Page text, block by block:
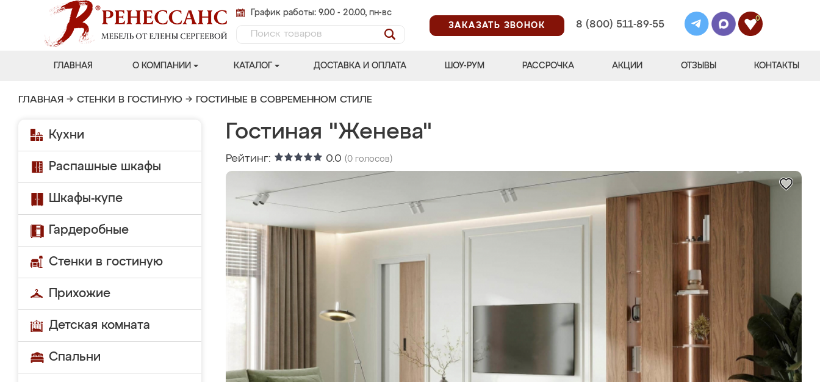
График работы: 9.00 - 20.00, пн-вс
ЗАКАЗАТЬ ЗВОНОК
8 (800) 511-89-55
0
ГЛАВНАЯ О КОМПАНИИ КАТАЛОГ ДОСТАВКА И ОПЛАТА ШОУ-РУМ РАССРОЧКА АКЦИИ ОТЗЫВЫ КОНТАКТЫ
ГЛАВНАЯ → СТЕНКИ В ГОСТИНУЮ → ГОСТИНЫЕ В СОВРЕМЕННОМ СТИЛЕ
Кухни
Распашные шкафы
Шкафы-купе
Гардеробные
Стенки в гостиную
Прихожие
Детская комната
Спальни
Гостиная "Женева"
Рейтинг: 0.0 (0 голосов)